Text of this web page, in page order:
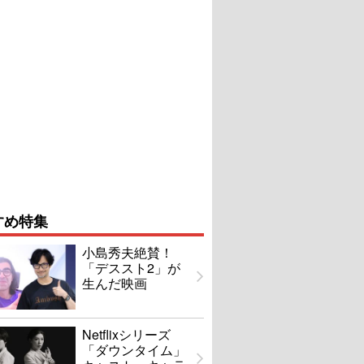
特集
小島秀夫絶賛！
「デススト2」が
生んだ映画
Netflixシリーズ
「ダウンタイム」